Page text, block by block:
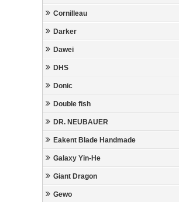
Cornilleau
Darker
Dawei
DHS
Donic
Double fish
DR. NEUBAUER
Eakent Blade Handmade
Galaxy Yin-He
Giant Dragon
Gewo